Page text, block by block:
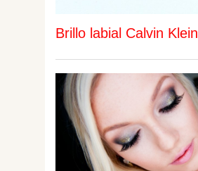
Brillo labial Calvin Klein